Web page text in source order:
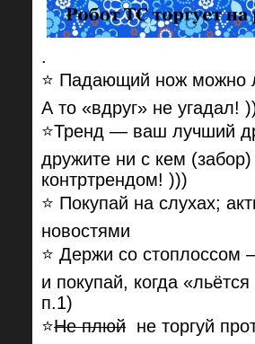
.
⭐️ Падающий нож можно
А то «вдруг» не угадал!
⭐️Тренд — ваш лучший
дружите ни с кем
контртрендом! )))
⭐️ Покупай на слухах;
новостями
⭐️ Держи со
и покупай, когда
п.1)
⭐️Не плюй не торгуй